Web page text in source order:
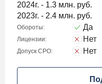
2024г. - 1.3 млн. руб.
2023г. - 2.4 млн. руб.
Обороты: Да
Лицензии: Нет
Допуск СРО: Нет